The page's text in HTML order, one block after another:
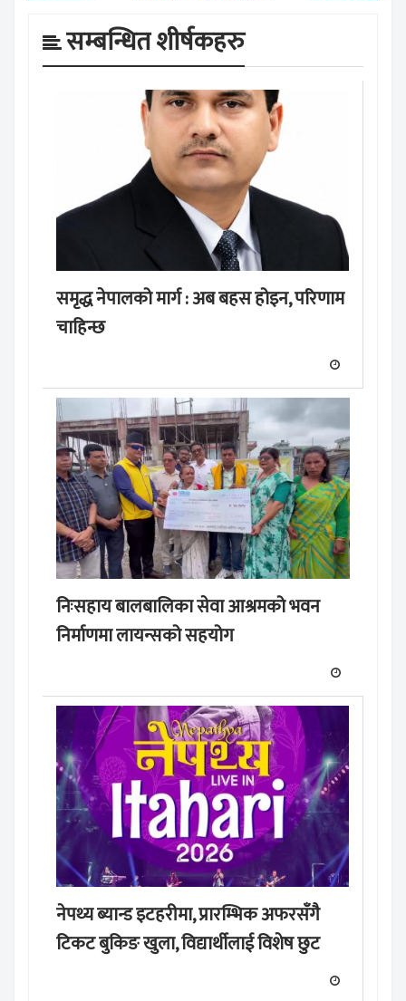
सम्बन्धित शीर्षकहरु
समृद्ध नेपालको मार्ग : अब बहस होइन, परिणाम
चाहिन्छ
निःसहाय बालबालिका सेवा आश्रमको भवन
निर्माणमा लायन्सको सहयोग
नेपथ्य ब्यान्ड इटहरीमा, प्रारम्भिक अफरसँगै
टिकट बुकिङ खुला, विद्यार्थीलाई विशेष छुट